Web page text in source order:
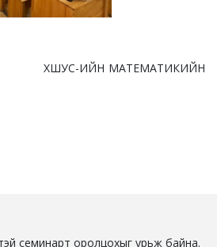
МАТЕМАТИКИЙН
семинарт оролцохыг урьж байна.